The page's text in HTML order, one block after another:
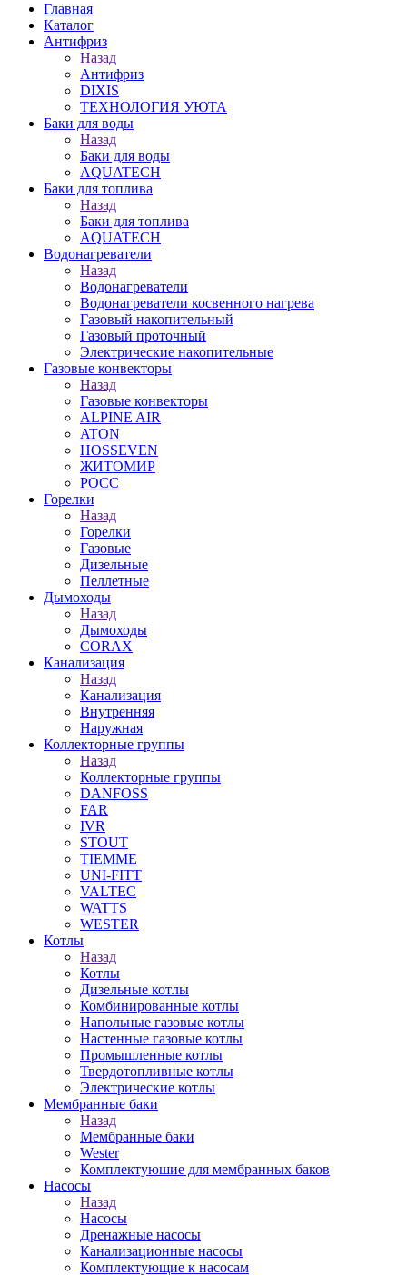
Главная
Каталог
Антифриз
Назад
Антифриз
DIXIS
ТЕХНОЛОГИЯ УЮТА
Баки для воды
Назад
Баки для воды
AQUATECH
Баки для топлива
Назад
Баки для топлива
AQUATECH
Водонагреватели
Назад
Водонагреватели
Водонагреватели косвенного нагрева
Газовый накопительный
Газовый проточный
Электрические накопительные
Газовые конвекторы
Назад
Газовые конвекторы
ALPINE AIR
ATON
HOSSEVEN
ЖИТОМИР
РОСС
Горелки
Назад
Горелки
Газовые
Дизельные
Пеллетные
Дымоходы
Назад
Дымоходы
CORAX
Канализация
Назад
Канализация
Внутренняя
Наружная
Коллекторные группы
Назад
Коллекторные группы
DANFOSS
FAR
IVR
STOUT
TIEMME
UNI-FITT
VALTEC
WATTS
WESTER
Котлы
Назад
Котлы
Дизельные котлы
Комбинированные котлы
Напольные газовые котлы
Настенные газовые котлы
Промышленные котлы
Твердотопливные котлы
Электрические котлы
Мембранные баки
Назад
Мембранные баки
Wester
Комплектуюшие для мембранных баков
Насосы
Назад
Насосы
Дренажные насосы
Канализационные насосы
Комплектующие к насосам